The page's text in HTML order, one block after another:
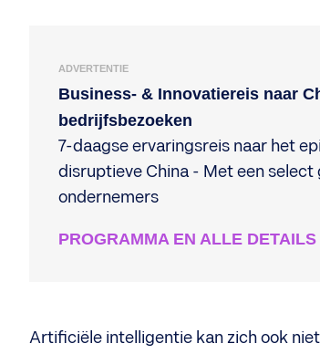
ADVERTENTIE
Business- & Innovatiereis naar
bedrijfsbezoeken
7-daagse ervaringsreis naar het
disruptieve China - Met een select
ondernemers
PROGRAMMA EN ALLE DETAILS
Artificiële intelligentie kan zich ook